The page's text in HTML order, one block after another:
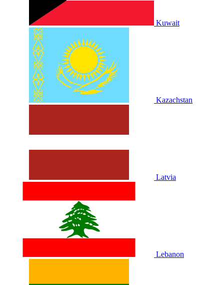
Kuwait
Kazachstan
Latvia
Lebanon